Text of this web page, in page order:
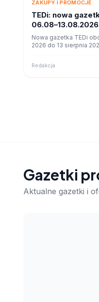
ZAKUPY I PROMOCJE
TEDi: nowa
Nowa gazetka TEDi
2026 do 13 sierpnia
Redakcja
Gazetki
Aktualne gazetki i